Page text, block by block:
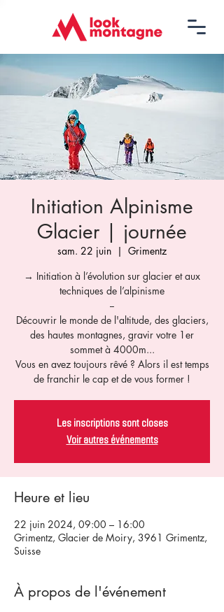
Initiation Alpinisme
Glacier | journée
sam. 22 juin
  |
Grimentz
→ Initiation à l’évolution sur glacier et aux
techniques de l’alpinisme
--
Découvrir le monde de l'altitude, des glaciers,
des hautes montagnes, gravir votre 1er
sommet à 4000m...
Vous en avez toujours rêvé ? Alors il est temps
de franchir le cap et de vous former !
Les inscriptions sont closes
Voir autres événements
Heure et lieu
22 juin 2024, 09:00 – 16:00
Grimentz, Glacier de Moiry, 3961 Grimentz,
Suisse
À propos de l'événement